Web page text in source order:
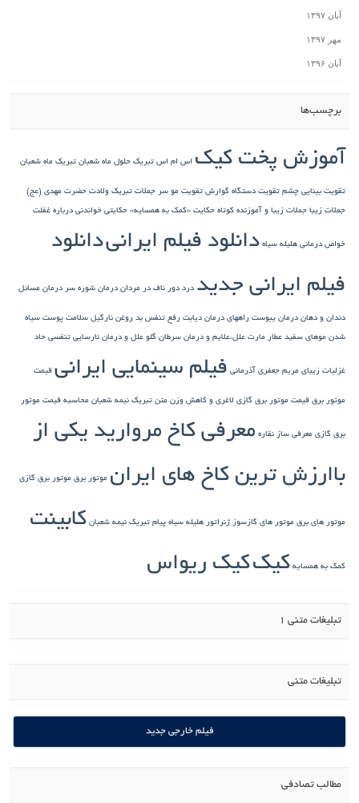
آبان ۱۳۹۷
مهر ۱۳۹۷
آبان ۱۳۹۶
برچسب‌ها
آموزش پخت کیک اس ام اس تبریک حلول ماه شعبان تبریک ماه شعبان
تقویت بینایی چشم تقویت دستگاه گوارش تقویت مو سر جملات تبریک ولادت حضرت مهدی (عج)
جملات زیبا جملات زیبا و آموزنده کوتاه حکایت «کمک به همسایه» حکایتی خواندنی درباره غفلت
خواص درمانی هلیله سیاه دانلود فیلم ایرانیدانلود
فیلم ایرانی جدید درد دور ناف در مردان درمان شوره سر درمان مسائل
دندان و دهان درمان یبوست راههای درمان دیابت رفع تنفس بد روغن نارگیل سلامت پوست سیاه
شدن موهای سفید عطار مارت علل،علایم و درمان سرطان گلو علل و درمان نارسایی تنفسی حاد
غزلیات زیبای مریم جعفری آذرمانی فیلم سینمایی ایرانی قیمت
موتور برق قیمت موتور برق گازی لاغری و کاهش وزن متن تبریک نیمه شعبان محاسبه قیمت موتور
برق گازی معرفی ساز نقاره معرفی کاخ مروارید یکی از
باارزش ترین کاخ های ایران موتور برق موتور برق گازی
موتور های برق موتور های گازسوز ژنراتور هلیله سیاه پیام تبریک نیمه شعبان کابینت
کمک به همسایه کیککیک ریواس
تبلیغات متنی 1
تبلیغات متنی
فیلم خارجی جدید
مطالب تصادفی